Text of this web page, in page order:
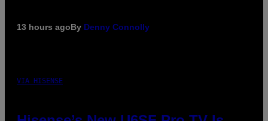
13 hours agoBy Denny Connolly
VIA HISENSE